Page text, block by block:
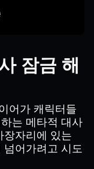
잠금 해
어가 캐릭터들
는 메타적 대사
자리에 있는
어가려고 시도